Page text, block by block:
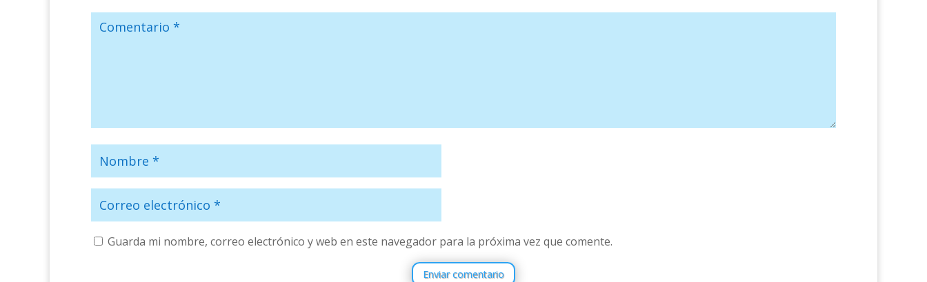
Guarda mi nombre, correo electrónico y web en este navegador para la próxima vez que comente.
Enviar comentario